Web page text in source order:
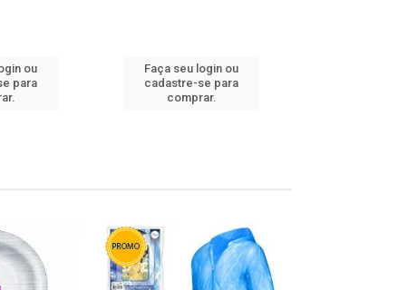
ou
para
Faça seu login ou
cadastre-se para
comprar.